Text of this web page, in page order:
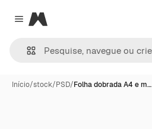
Close menu
Magnific
Início/stock/PSD/Folha dobrada A4 e m…